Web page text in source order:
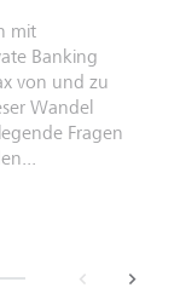
mit
Banking
von und zu
Wandel
Fragen
next